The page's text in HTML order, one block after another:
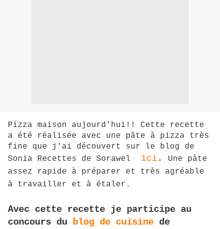
Pizza maison aujourd'hui!! Cette recette
a été réalisée avec une pâte à pizza très
fine que j'ai découvert sur le blog de
Sonia Recettes de Sorawel
ici.
Une pâte
assez rapide à préparer et très agréable
à travailler et à étaler.
Avec cette recette je participe au
concours du blog de cuisine de